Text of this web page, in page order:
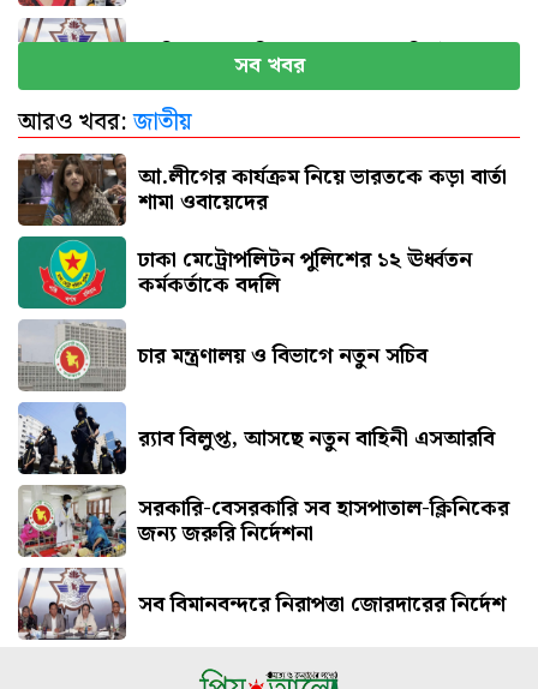
সব বিমানবন্দরে নিরাপত্তা জোরদারের নির্দেশ
এসএসসি পরীক্ষার ফল প্রকাশের তারিখ ঘোষণা
সব খবর
আরও খবর:জাতীয়
আ.লীগের কার্যক্রম নিয়ে ভারতকে কড়া বার্তা
শামা ওবায়েদের
ঢাকা মেট্রোপলিটন পুলিশের ১২ ঊর্ধ্বতন
কর্মকর্তাকে বদলি
চার মন্ত্রণালয় ও বিভাগে নতুন সচিব
র‍্যাব বিলুপ্ত, আসছে নতুন বাহিনী এসআরবি
সরকারি-বেসরকারি সব হাসপাতাল-ক্লিনিকের
জন্য জরুরি নির্দেশনা
সব বিমানবন্দরে নিরাপত্তা জোরদারের নির্দেশ